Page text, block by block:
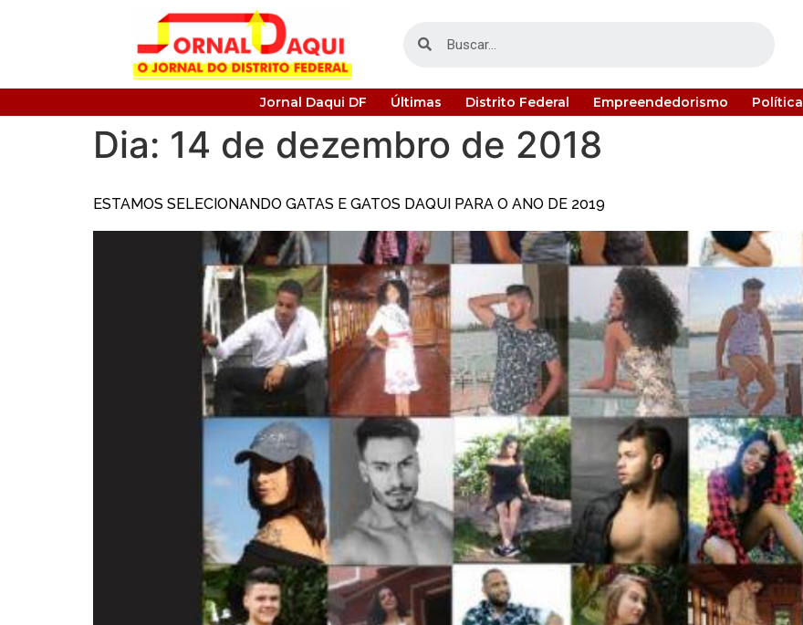
Jornal Daqui DF Últimas Distrito Federal Empreendedorismo Política
Dia: 14 de dezembro de 2018
ESTAMOS SELECIONANDO GATAS E GATOS DAQUI PARA O ANO DE 2019